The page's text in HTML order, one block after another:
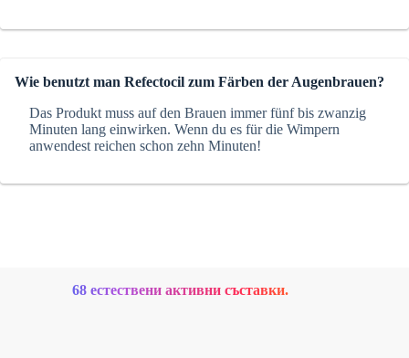
Wie benutzt man Refectocil zum Färben der Augenbrauen?
Das Produkt muss auf den Brauen immer fünf bis zwanzig
Minuten lang einwirken. Wenn du es für die Wimpern
anwendest reichen schon zehn Minuten!
68 естествени активни съставки.